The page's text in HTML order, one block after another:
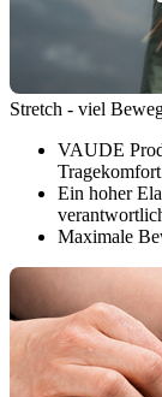
Stretch - viel
VAUDE
Tragekomfort
Ein hoher
Maximale